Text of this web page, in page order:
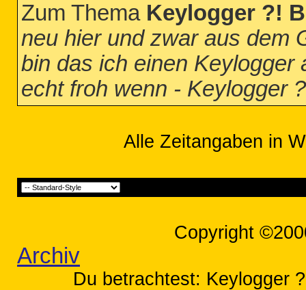
Zum Thema Keylogger ?!
neu hier und zwar aus dem
bin das ich einen Keylogger
echt froh wenn - Keylogger
Alle Zeitangaben in
Copyright
Archiv
Du betrachtest: Keylogger